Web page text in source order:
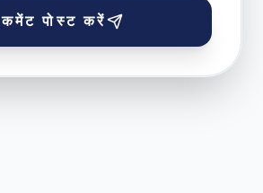
कमेंट पोस्ट करें